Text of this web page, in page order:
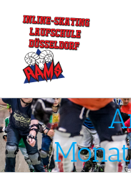
springen